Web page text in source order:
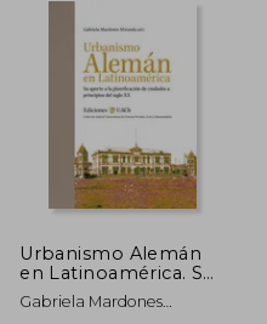
Urbanismo Alemán
en Latinoamérica. Su
aporte a la
planificación de
Gabriela Mardones